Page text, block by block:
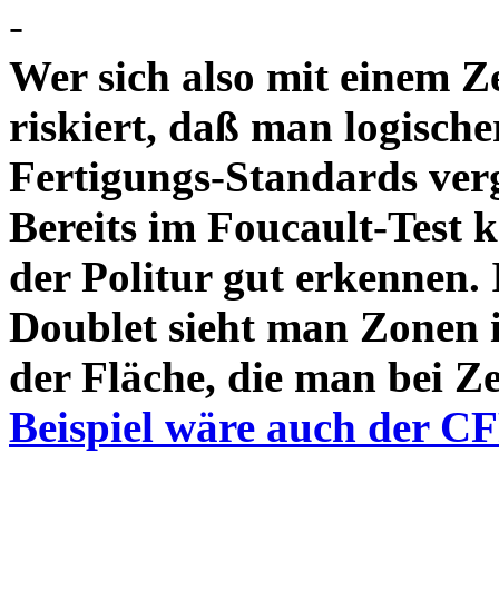
-
Wer sich also mit einem
riskiert, daß man
Fertigungs-Standards
Bereits im Foucault-Test
der Politur gut
Doublet sieht man Zonen
der Fläche, die man bei
Beispiel wäre auch der